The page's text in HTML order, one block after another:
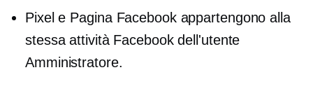
Pixel e Pagina Facebook appartengono alla
stessa attività Facebook dell'utente
Amministratore.